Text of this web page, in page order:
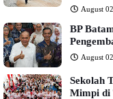
August
BP
August
Sekolah
Mimpi di